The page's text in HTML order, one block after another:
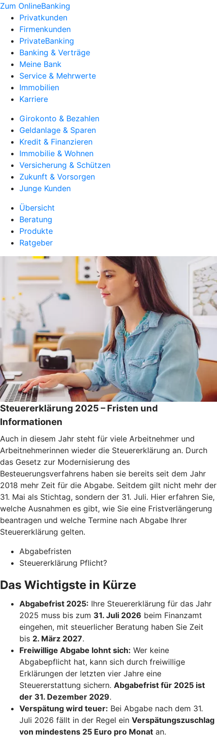
Zum OnlineBanking
Privatkunden
Firmenkunden
PrivateBanking
Banking & Verträge
Meine Bank
Service & Mehrwerte
Immobilien
Karriere
Girokonto & Bezahlen
Geldanlage & Sparen
Kredit & Finanzieren
Immobilie & Wohnen
Versicherung & Schützen
Zukunft & Vorsorgen
Junge Kunden
Übersicht
Beratung
Produkte
Ratgeber
Steuererklärung 2025 – Fristen und
Informationen
Auch in diesem Jahr steht für viele Arbeitnehmer und
Arbeitnehmerinnen wieder die Steuererklärung an. Durch
das Gesetz zur Modernisierung des
Besteuerungsverfahrens haben sie bereits seit dem Jahr
2018 mehr Zeit für die Abgabe. Seitdem gilt nicht mehr der
31. Mai als Stichtag, sondern der 31. Juli. Hier erfahren Sie,
welche Ausnahmen es gibt, wie Sie eine Fristverlängerung
beantragen und welche Termine nach Abgabe Ihrer
Steuererklärung gelten.
Abgabefristen
Steuererklärung Pflicht?
Das Wichtigste in Kürze
Abgabefrist 2025: Ihre Steuererklärung für das Jahr
2025 muss bis zum 31. Juli 2026 beim Finanzamt
eingehen, mit steuerlicher Beratung haben Sie Zeit
bis 2. März 2027.
Freiwillige Abgabe lohnt sich: Wer keine
Abgabepflicht hat, kann sich durch freiwillige
Erklärungen der letzten vier Jahre eine
Steuererstattung sichern. Abgabefrist für 2025 ist
der 31. Dezember 2029.
Verspätung wird teuer: Bei Abgabe nach dem 31.
Juli 2026 fällt in der Regel ein Verspätungszuschlag
von mindestens 25 Euro pro Monat an.